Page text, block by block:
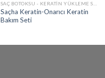
SAÇ BOTOKSU - KERATIN YÜKLEME SETI
Saçha Keratin-Onarıcı Keratin
Bakım Seti